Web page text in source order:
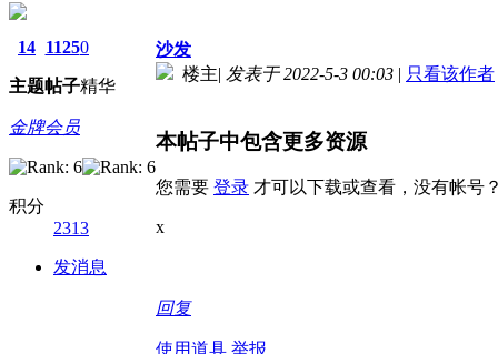
14
主题
1125
帖子
0
精华
金牌会员
积分
2313
发消息
沙发
楼主| 发表于 2022-5-3 00:03 | 只看该作者
本帖子中包含更多资源
您需要 登录 才可以下载或查看，没有帐号？
x
回复
使用道具 举报